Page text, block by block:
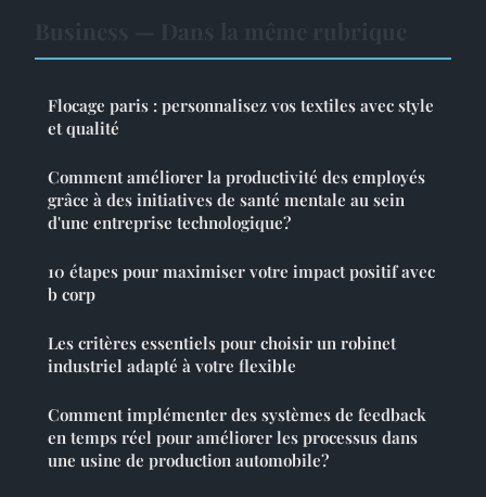
Flocage paris : personnalisez vos textiles avec style
et qualité
Comment améliorer la productivité des employés
grâce à des initiatives de santé mentale au sein
d'une entreprise technologique?
10 étapes pour maximiser votre impact positif avec
b corp
Les critères essentiels pour choisir un robinet
industriel adapté à votre flexible
Comment implémenter des systèmes de feedback
en temps réel pour améliorer les processus dans
une usine de production automobile?